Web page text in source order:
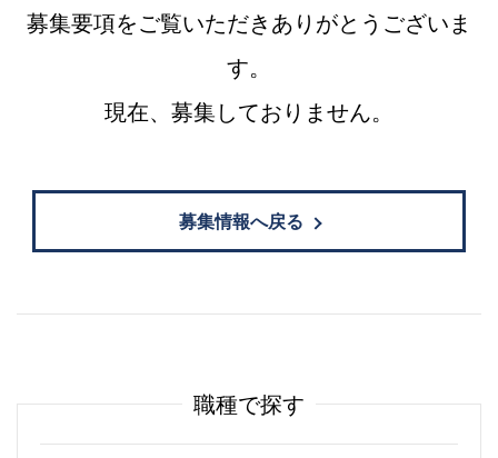
募集要項をご覧いただきありがとうございま
す。
現在、募集しておりません。
募集情報へ戻る
職種で探す